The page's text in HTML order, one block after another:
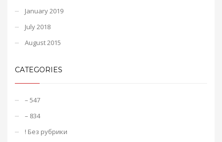
January 2019
July 2018
August 2015
CATEGORIES
– 547
– 834
! Без рубрики